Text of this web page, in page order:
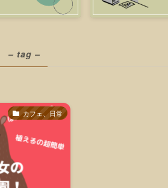
– tag –
カフェ、日常